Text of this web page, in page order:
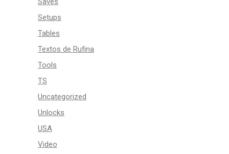
Setups
Tables
Textos de Rufina
Tools
TS
Uncategorized
Unlocks
USA
Video